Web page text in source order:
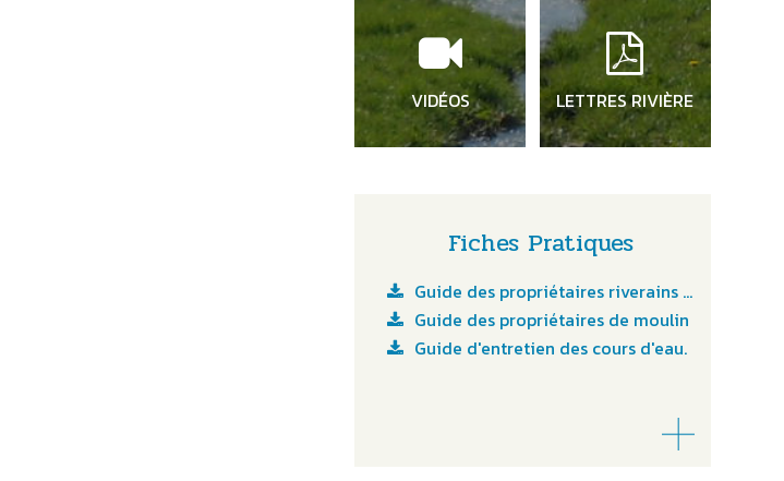
VIDÉOS LETTRES RIVIÈRE
Fiches Pratiques
Guide des propriétaires riverains de cours d'eau
Guide des propriétaires de moulin
Guide d'entretien des cours d'eau.